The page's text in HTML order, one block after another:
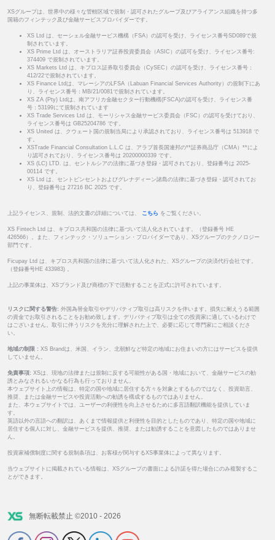
XSグループは、世界中の様々な管轄区域で規制・認可されたグループ及びアライアンス組織を持つ多
国籍のフィンテック及び金融サービスプロバイダーです。
XS Ltd は、セーシェル金融サービス機構（FSA）の認可を受け、ライセンス番号SD089で規
制されています。
XS Prime Ltd は、オーストラリア証券投資委員会（ASIC）の認可を受け、ライセンス番号:
374409 で規制されています。
XS Markets Ltd は、キプロス証券取引委員会（CySEC）の認可を受け、ライセンス番号：
412/22で規制されています。
XS Finance Ltdは、マレーシアのLFSA（Labuan Financial Services Authority）の規制下にあ
り、ライセンス番号：MB/21/0081で規制されています。
XS ZA (Pty) Ltdは、南アフリカ金融セクター行動機構(FSCA)の認可を受け、ライセンス番
号：53199にて規制されています
XS Trade Services Ltd は、モーリシャス金融サービス委員会（FSC）の認可を受けており、
ライセンス番号は GB25204786 です。
XS United は、クウェート国の規制当局により承認されており、ライセンス番号は 513918 で
す。
XSTrade Financial Consultation L.L.C は、アラブ首長国連邦の**証券商品庁（CMA）**によ
り認可されており、ライセンス番号は 20200000339 です。
XS (LC) LTD. は、セントルシアの法律に基づき登録・認可されており、登録番号は 2025-
00114 です。
XS Ltd は、セントビンセントおよびグレナディーン諸島の法律に基づき登録・認可されてお
り、登録番号は 27216 BC 2025 です。
上記ライセンス、規制、法的文書の詳細については、 こちら をご覧ください。
XS Fintech Ltd は、キプロス共和国の法律に基づいて法人化されています。（登録番号 HE
426566）。また、フィンテック・ソリューション・プロバイダーであり、XSグループのテクノロジー
部門です。
Ficupay Ltd は、キプロス共和国の法律に基づいて法人化された、XSグループの決済代行会社です。
（登録番号HE 433983) 。
上記の事業体は、XSブランド及び商標の下で活動することを正式に許可されています。
リスクに関する警告: 外国為替金取引やデリバティブ取引は高リスクを伴います。損失に耐えうる範囲
の資金でお取引されることをお勧め致します。デリバティブ取引は全ての投資家に適しているわけで
はございません。取引に伴うリスクを充分に理解された上で、必要に応じて専門家にご相談くださ
い。
地域の制限 : XS Brandは、米国、イラン、北朝鮮など特定の地域にお住まいの方にはサービスを提供
していません。
免責事項: XSは、現地の法律または規制に反する可能性がある国・地域において、金融サービスの勧
誘とみなされるいかなる行為も行っておりません。
本ウェブサイト上の情報は、特定の国や地域に居住する方々を対象とするものではなく、投資助言、
推奨、または金融サービスや投資活動への勧誘を構成するものではありません。
また、本ウェブサイトでは、ユーザーの利便性を向上させるために多言語翻訳機能を提供していま
す。
英語以外の言語への翻訳は、あくまで情報提供と利便性を目的としたものであり、特定の国や地域に
居住する個人に対し、金融サービスを提供、推奨、または勧誘することを意図したものではありませ
ん。
投資家補償制度に関する規制条項は、お客様が関与するXS事業体によって異なります。
当ウェブサイトに掲載されている情報は、XSグループの書面による許諾を得た場合にのみ複製するこ
とができます。
無断転載禁止 ©2010 - 2026